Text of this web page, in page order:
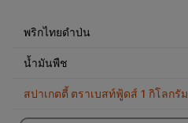
พริกไทยดำป่น
น้ำมันพืช
สปาเกตตี้ ตราเบสท์ฟู้ดส์ 1 กิโลกรัม